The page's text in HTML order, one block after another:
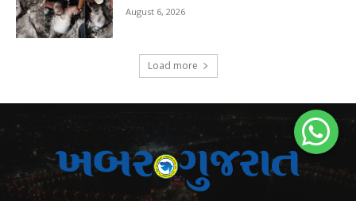
August 6, 2026
Load more